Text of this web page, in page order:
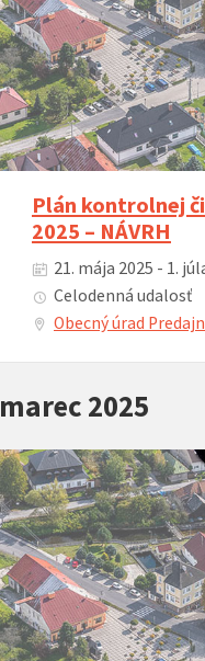
Plán kontrolnej
2025 – NÁVRH
21. mája 2025 - 1.
Celodenná udalosť
Obecný úrad
marec 2025